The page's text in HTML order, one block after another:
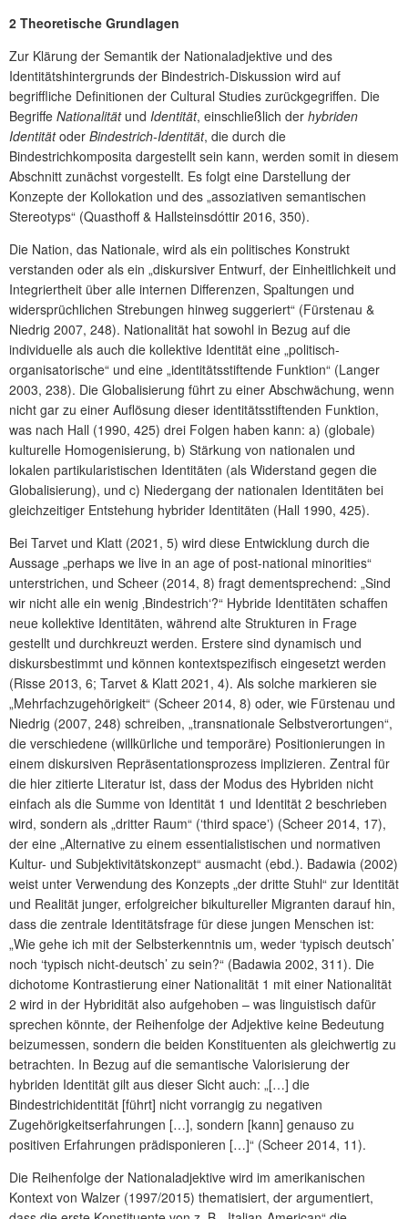
2 Theoretische Grundlagen
Zur Klärung der Semantik der Nationaladjektive und des
Identitätshintergrunds der Bindestrich-Diskussion wird auf
begriffliche Definitionen der Cultural Studies zurückgegriffen. Die
Begriffe Nationalitätund Identität, einschließlich der hybriden
Identitätoder Bindestrich-Identität, die durch die
Bindestrichkomposita dargestellt sein kann, werden somit in diesem
Abschnitt zunächst vorgestellt. Es folgt eine Darstellung der
Konzepte der Kollokation und des „assoziativen semantischen
Stereotyps“ (Quasthoff & Hallsteinsdóttir 2016, 350).
Die Nation, das Nationale, wird als ein politisches Konstrukt
verstanden oder als ein „diskursiver Entwurf, der Einheitlichkeit und
Integriertheit über alle internen Differenzen, Spaltungen und
widersprüchlichen Strebungen hinweg suggeriert“ (Fürstenau &
Niedrig 2007, 248). Nationalität hat sowohl in Bezug auf die
individuelle als auch die kollektive Identität eine „politisch-
organisatorische“ und eine „identitätsstiftende Funktion“ (Langer
2003, 238). Die Globalisierung führt zu einer Abschwächung, wenn
nicht gar zu einer Auflösung dieser identitätsstiftenden Funktion,
was nach Hall (1990, 425) drei Folgen haben kann: a) (globale)
kulturelle Homogenisierung, b) Stärkung von nationalen und
lokalen partikularistischen Identitäten (als Widerstand gegen die
Globalisierung), und c) Niedergang der nationalen Identitäten bei
gleichzeitiger Entstehung hybrider Identitäten (Hall 1990, 425).
Bei Tarvet und Klatt (2021, 5) wird diese Entwicklung durch die
Aussage „perhaps we live in an age of post-national minorities“
unterstrichen, und Scheer (2014, 8) fragt dementsprechend: „Sind
wir nicht alle ein wenig ‚Bindestrich‘?“ Hybride Identitäten schaffen
neue kollektive Identitäten, während alte Strukturen in Frage
gestellt und durchkreuzt werden. Erstere sind dynamisch und
diskursbestimmt und können kontextspezifisch eingesetzt werden
(Risse 2013, 6; Tarvet & Klatt 2021, 4). Als solche markieren sie
„Mehrfachzugehörigkeit“ (Scheer 2014, 8) oder, wie Fürstenau und
Niedrig (2007, 248) schreiben, „transnationale Selbstverortungen“,
die verschiedene (willkürliche und temporäre) Positionierungen in
einem diskursiven Repräsentationsprozess implizieren. Zentral für
die hier zitierte Literatur ist, dass der Modus des Hybriden nicht
einfach als die Summe von Identität 1 und Identität 2 beschrieben
wird, sondern als „dritter Raum“ (ʻthird spaceʼ) (Scheer 2014, 17),
der eine „Alternative zu einem essentialistischen und normativen
Kultur- und Subjektivitätskonzept“ ausmacht (ebd.). Badawia (2002)
weist unter Verwendung des Konzepts „der dritte Stuhl“ zur Identität
und Realität junger, erfolgreicher bikultureller Migranten darauf hin,
dass die zentrale Identitätsfrage für diese jungen Menschen ist:
„Wie gehe ich mit der Selbsterkenntnis um, weder ‘typisch deutsch’
noch ‘typisch nicht-deutsch’ zu sein?“ (Badawia 2002, 311). Die
dichotome Kontrastierung einer Nationalität 1 mit einer Nationalität
2 wird in der Hybridität also aufgehoben – was linguistisch dafür
sprechen könnte, der Reihenfolge der Adjektive keine Bedeutung
beizumessen, sondern die beiden Konstituenten als gleichwertig zu
betrachten. In Bezug auf die semantische Valorisierung der
hybriden Identität gilt aus dieser Sicht auch: „[…] die
Bindestrichidentität [führt] nicht vorrangig zu negativen
Zugehörigkeitserfahrungen […], sondern [kann] genauso zu
positiven Erfahrungen prädisponieren […]“ (Scheer 2014, 11).
Die Reihenfolge der Nationaladjektive wird im amerikanischen
Kontext von Walzer (1997/2015) thematisiert, der argumentiert,